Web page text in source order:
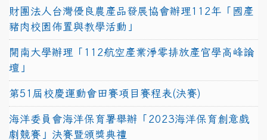
財團法人台灣優良農產品發展協會辦理112年「國產
豬肉校園佈置與教學活動」
開南大學辦理「112航空產業淨零排放產官學高峰論
壇」
第51屆校慶運動會田賽項目賽程表(決賽)
海洋委員會海洋保育署舉辦「2023海洋保育創意戲
劇競賽」決賽暨頒獎典禮